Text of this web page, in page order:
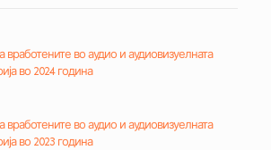
вработените во аудио и аудиовизуелната
во 2024 година
вработените во аудио и аудиовизуелната
во 2023 година